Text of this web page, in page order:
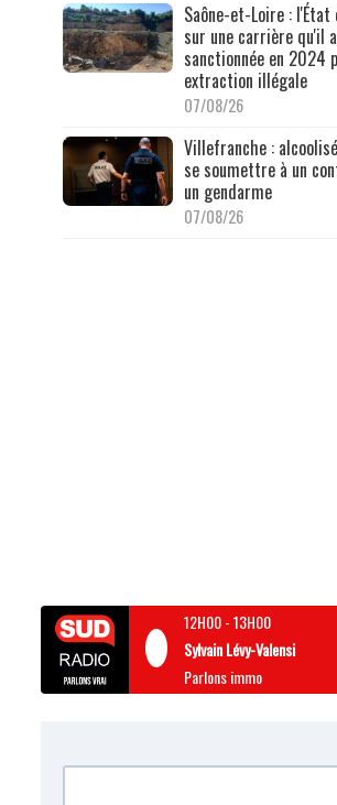
Saône-et-Loire :
sur une carrière qu'il
sanctionnée en 2024
extraction illégale
07/08/26
Villefranche :
se soumettre à un
un gendarme
07/08/26
12H00-13H00
Sylvain Lévy-Valensi
Parlons immo